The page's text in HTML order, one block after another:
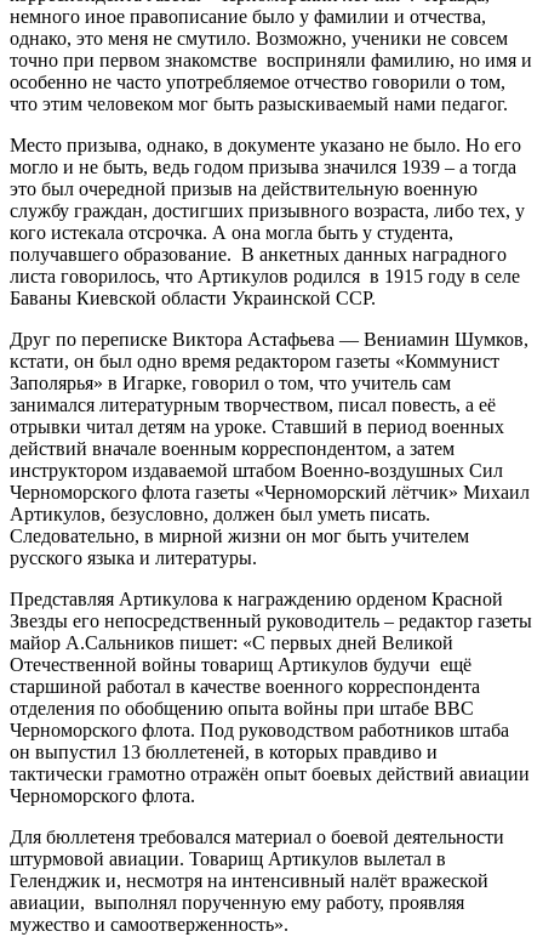
немного иное правописание было у фамилии и отчества,
однако, это меня не смутило. Возможно, ученики не совсем
точно при первом знакомстве восприняли фамилию, но имя и
особенно не часто употребляемое отчество говорили о том,
что этим человеком мог быть разыскиваемый нами педагог.
Место призыва, однако, в документе указано не было. Но его
могло и не быть, ведь годом призыва значился 1939 – а тогда
это был очередной призыв на действительную военную
службу граждан, достигших призывного возраста, либо тех, у
кого истекала отсрочка. А она могла быть у студента,
получавшего образование. В анкетных данных наградного
листа говорилось, что Артикулов родился в 1915 году в селе
Баваны Киевской области Украинской ССР.
Друг по переписке Виктора Астафьева — Вениамин Шумков,
кстати, он был одно время редактором газеты «Коммунист
Заполярья» в Игарке, говорил о том, что учитель сам
занимался литературным творчеством, писал повесть, а её
отрывки читал детям на уроке. Ставший в период военных
действий вначале военным корреспондентом, а затем
инструктором издаваемой штабом Военно-воздушных Сил
Черноморского флота газеты «Черноморский лётчик» Михаил
Артикулов, безусловно, должен был уметь писать.
Следовательно, в мирной жизни он мог быть учителем
русского языка и литературы.
Представляя Артикулова к награждению орденом Красной
Звезды его непосредственный руководитель – редактор газеты
майор А.Сальников пишет: «С первых дней Великой
Отечественной войны товарищ Артикулов будучи ещё
старшиной работал в качестве военного корреспондента
отделения по обобщению опыта войны при штабе ВВС
Черноморского флота. Под руководством работников штаба
он выпустил 13 бюллетеней, в которых правдиво и
тактически грамотно отражён опыт боевых действий авиации
Черноморского флота.
Для бюллетеня требовался материал о боевой деятельности
штурмовой авиации. Товарищ Артикулов вылетал в
Геленджик и, несмотря на интенсивный налёт вражеской
авиации, выполнял порученную ему работу, проявляя
мужество и самоотверженность».